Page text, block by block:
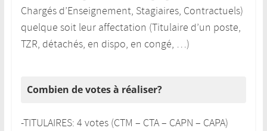
Chargés d’Enseignement, Stagiaires, Contractuels)
quelque soit leur affectation (Titulaire d’un poste,
TZR, détachés, en dispo, en congé, …)
Combien de votes à réaliser?
-TITULAIRES: 4 votes (CTM – CTA – CAPN – CAPA)